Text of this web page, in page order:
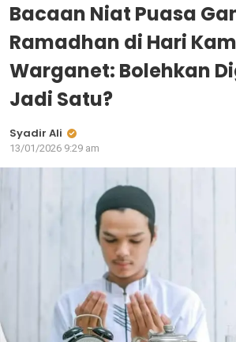
Bacaan Niat Puasa
Ramadhan di Hari
Warganet: Bolehkan
Jadi Satu?
Syadir Ali
13/01/2026 9:29 am